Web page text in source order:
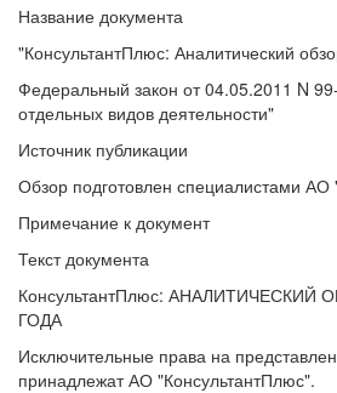
Название документа
"КонсультантПлюс: Аналитический
Федеральный закон от 04.05.2011 N
отдельных видов деятельности"
Источник публикации
Обзор подготовлен специалистами АО
Примечание к документ
Текст документа
КонсультантПлюс: АНАЛИТИЧЕСКИЙ
ГОДА
Исключительные права на
принадлежат АО "КонсультантПлюс".